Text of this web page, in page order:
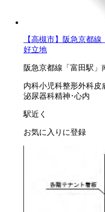
【高槻市】阪急京都
好立地
阪急京都線「富田駅」
内科小児科整形外科皮
泌尿器科精神･心内
駅近く
お気に入りに登録